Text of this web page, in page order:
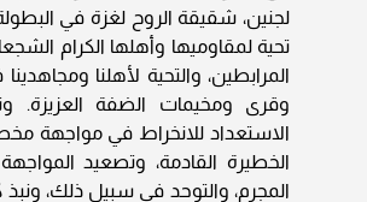
لجنين، شقيقة الروح لغزة في
تحية لمقاوميها وأهلها الكرام
المرابطين، والتحية لأهلنا
وقرى ومخيمات الضفة العزيزة.
الاستعداد للانخراط في مواجهة
الخطيرة القادمة، وتصعيد
المجرم، والتوحد في سبيل ذلك،